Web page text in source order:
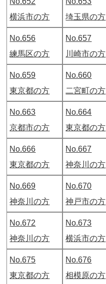
横浜市の方
埼玉県の方
No.656
練馬区の方
No.657
川崎市の方
No.659
東京都の方
No.660
二宮町の方
No.663
京都市の方
No.664
東京都の方
No.666
東京都の方
No.667
神奈川の方
No.669
神奈川の方
No.670
神戸市の方
No.672
神奈川の方
No.673
横浜市の方
No.675
東京都の方
No.676
相模原の方